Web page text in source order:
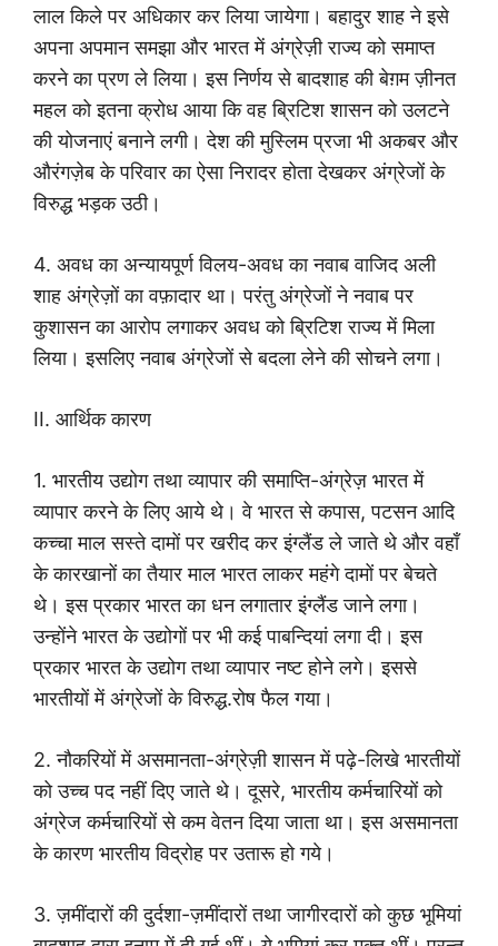
लाल किले पर अधिकार कर लिया जायेगा। बहादुर शाह ने इसे
अपना अपमान समझा और भारत में अंग्रेज़ी राज्य को समाप्त
करने का प्रण ले लिया। इस निर्णय से बादशाह की बेग़म ज़ीनत
महल को इतना क्रोध आया कि वह ब्रिटिश शासन को उलटने
की योजनाएं बनाने लगी। देश की मुस्लिम प्रजा भी अकबर और
औरंगज़ेब के परिवार का ऐसा निरादर होता देखकर अंग्रेजों के
विरुद्ध भड़क उठी।
4. अवध का अन्यायपूर्ण विलय-अवध का नवाब वाजिद अली
शाह अंग्रेज़ों का वफ़ादार था। परंतु अंग्रेजों ने नवाब पर
कुशासन का आरोप लगाकर अवध को ब्रिटिश राज्य में मिला
लिया। इसलिए नवाब अंग्रेजों से बदला लेने की सोचने लगा।
II. आर्थिक कारण
1. भारतीय उद्योग तथा व्यापार की समाप्ति-अंग्रेज़ भारत में
व्यापार करने के लिए आये थे। वे भारत से कपास, पटसन आदि
कच्चा माल सस्ते दामों पर खरीद कर इंग्लैंड ले जाते थे और वहाँ
के कारखानों का तैयार माल भारत लाकर महंगे दामों पर बेचते
थे। इस प्रकार भारत का धन लगातार इंग्लैंड जाने लगा।
उन्होंने भारत के उद्योगों पर भी कई पाबन्दियां लगा दी। इस
प्रकार भारत के उद्योग तथा व्यापार नष्ट होने लगे। इससे
भारतीयों में अंग्रेजों के विरुद्ध.रोष फैल गया।
2. नौकरियों में असमानता-अंग्रेज़ी शासन में पढ़े-लिखे भारतीयों
को उच्च पद नहीं दिए जाते थे। दूसरे, भारतीय कर्मचारियों को
अंग्रेज कर्मचारियों से कम वेतन दिया जाता था। इस असमानता
के कारण भारतीय विद्रोह पर उतारू हो गये।
3. ज़मींदारों की दुर्दशा-ज़मींदारों तथा जागीरदारों को कुछ भूमियां